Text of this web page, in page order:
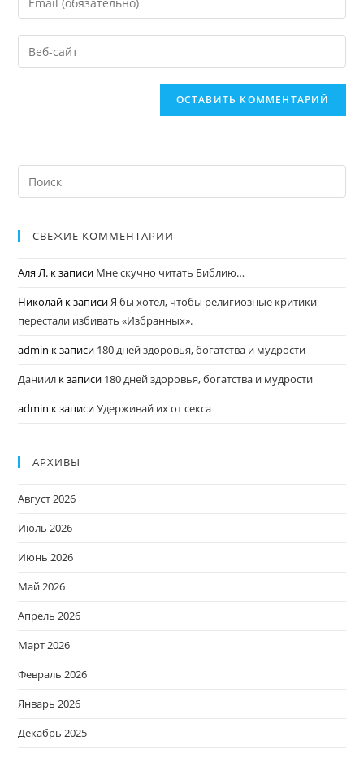
СВЕЖИЕ КОММЕНТАРИИ
Аля Л. к записи Мне скучно читать Библию…
Николай к записиЯ бы хотел, чтобы религиозные критики
перестали избивать «Избранных».
admin к записи 180 дней здоровья, богатства и мудрости
Даниил к записи 180 дней здоровья, богатства и мудрости
admin к записиУдерживай их от секса
АРХИВЫ
Август 2026
Июль 2026
Июнь 2026
Май 2026
Апрель 2026
Март 2026
Февраль 2026
Январь 2026
Декабрь 2025